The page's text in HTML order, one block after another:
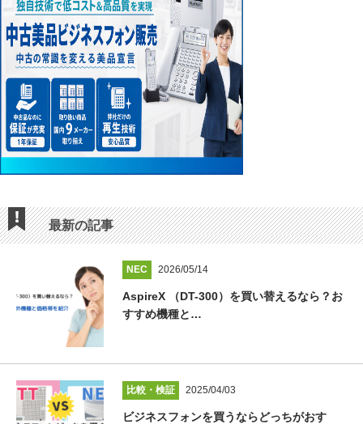
最新の記事
NEC 2026/05/14
AspireX （DT-300）を買い替えるなら？お
すすめ機種と…
比較・検証 2025/04/03
ビジネスフォンを買うならどっちがおす